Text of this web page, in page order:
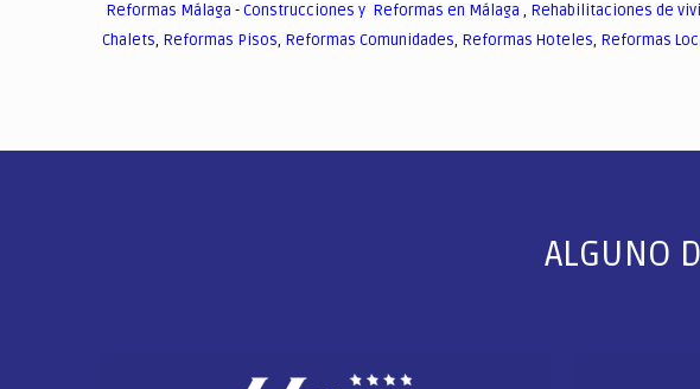
Reformas Málaga -Construcciones y Reformas en Málaga , Rehabilitaciones de
Chalets, Reformas Pisos, Reformas Comunidades, Reformas Hoteles, Reformas
ALGUNO